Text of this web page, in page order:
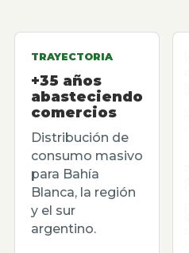
TRAYECTORIA
+35 años
abasteciendo
comercios
Distribución de
consumo masivo
para Bahía
Blanca, la región
y el sur
argentino.